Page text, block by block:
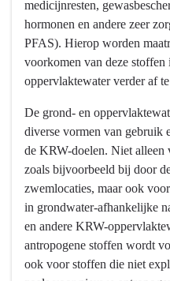
medicijnresten,
hormonen en andere zeer
PFAS). Hierop worden
voorkomen van deze stoffen
oppervlaktewater verder af
De grond- en
diverse vormen van gebruik
de KRW-doelen. Niet alleen
zoals bijvoorbeeld bij door
zwemlocaties, maar ook
in grondwater-afhankelijke
en andere KRW-
antropogene stoffen wordt
ook voor stoffen die niet